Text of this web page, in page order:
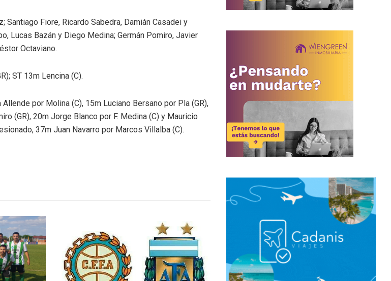
Santiago Fiore, Ricardo Sabedra, Damián Casadei y
Lucas Bazán y Diego Medina; Germán Pomiro, Javier
Octaviano.
ST 13m Lencina (C).
por Molina (C), 15m Luciano Bersano por Pla (GR),
(GR), 20m Jorge Blanco por F. Medina (C) y Mauricio
37m Juan Navarro por Marcos Villalba (C).